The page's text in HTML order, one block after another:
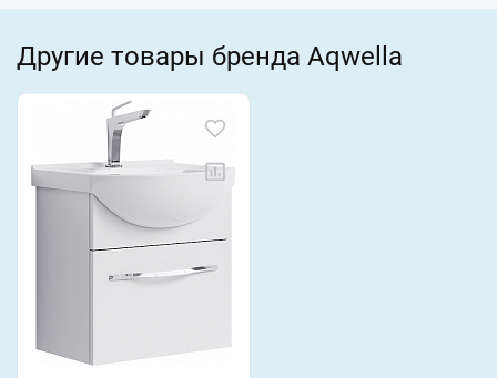
Другие товары бренда Aqwella